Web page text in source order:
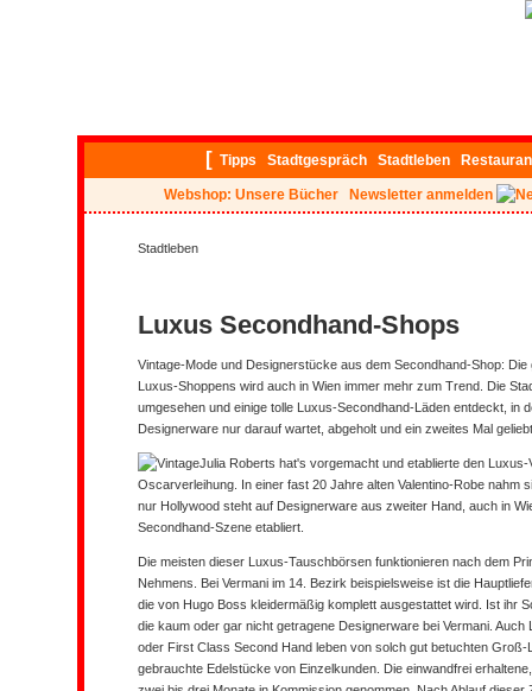
[ Tipps Stadtgespräch Stadtleben
Webshop: Unsere Bücher Newsletter anmelden
Stadtleben
Luxus Secondhand-Shops
Vintage-Mode und Designerstücke aus dem Secondhand-Shop:
Luxus-Shoppens wird auch in Wien immer mehr zum Trend. Die
umgesehen und einige tolle Luxus-Secondhand-Läden entdeckt, in
Designerware nur darauf wartet, abgeholt und ein zweites Mal
Julia Roberts hat's vorgemacht und etablierte den
Oscarverleihung. In einer fast 20 Jahre alten Valentino-Robe nahm
nur Hollywood steht auf Designerware aus zweiter Hand, auch in
Secondhand-Szene etabliert.
Die meisten dieser Luxus-Tauschbörsen funktionieren nach dem
Nehmens. Bei Vermani im 14. Bezirk beispielsweise ist die
die von Hugo Boss kleidermäßig komplett ausgestattet wird. Ist ihr
die kaum oder gar nicht getragene Designerware bei Vermani.
oder First Class Second Hand leben von solch gut betuchten Groß-
gebrauchte Edelstücke von Einzelkunden. Die einwandfrei erhaltene